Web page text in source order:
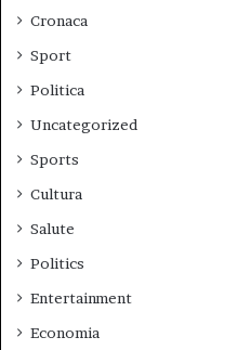
Cronaca
Sport
Politica
Uncategorized
Sports
Cultura
Salute
Politics
Entertainment
Economia